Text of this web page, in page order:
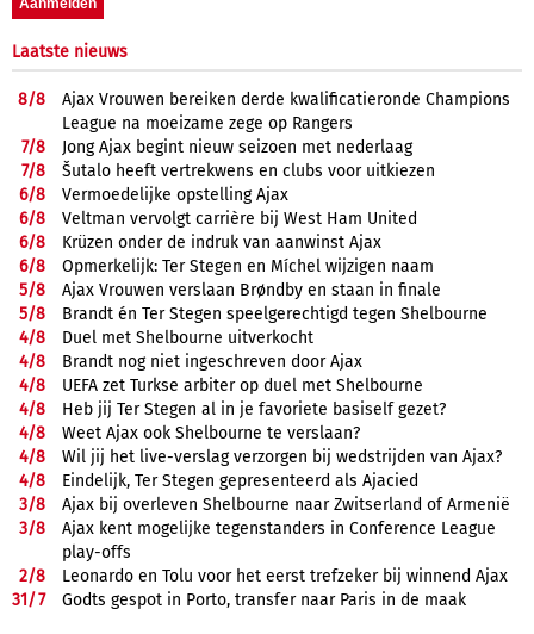
Laatste nieuws
8/8
Ajax Vrouwen bereiken derde kwalificatieronde Champions
League na moeizame zege op Rangers
7/8
Jong Ajax begint nieuw seizoen met nederlaag
7/8
Šutalo heeft vertrekwens en clubs voor uitkiezen
6/8
Vermoedelijke opstelling Ajax
6/8
Veltman vervolgt carrière bij West Ham United
6/8
Krüzen onder de indruk van aanwinst Ajax
6/8
Opmerkelijk: Ter Stegen en Míchel wijzigen naam
5/8
Ajax Vrouwen verslaan Brøndby en staan in finale
5/8
Brandt én Ter Stegen speelgerechtigd tegen Shelbourne
4/8
Duel met Shelbourne uitverkocht
4/8
Brandt nog niet ingeschreven door Ajax
4/8
UEFA zet Turkse arbiter op duel met Shelbourne
4/8
Heb jij Ter Stegen al in je favoriete basiself gezet?
4/8
Weet Ajax ook Shelbourne te verslaan?
4/8
Wil jij het live-verslag verzorgen bij wedstrijden van Ajax?
4/8
Eindelijk, Ter Stegen gepresenteerd als Ajacied
3/8
Ajax bij overleven Shelbourne naar Zwitserland of Armenië
3/8
Ajax kent mogelijke tegenstanders in Conference League
play-offs
2/8
Leonardo en Tolu voor het eerst trefzeker bij winnend Ajax
31/7 Godts gespot in Porto, transfer naar Paris in de maak